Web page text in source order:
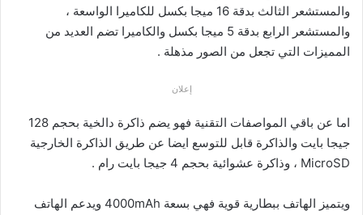
والمستشعر الثالث بدقة 16 ميجا بكسل للكاميرا الواسعة ،
والمستشعر الرابع بدقة 5 ميجا بكسل والكاميرا تضم العديد من
المميزات التي تجعل من الصور مذهلة .
إعلان
اما عن باقي المواصفات التقنية فهو يضم ذاكرة دالخية بحجم 128
جيجا بايت والذاكرة قابل للتوسع ايضا عن طريق الذاكرة الخارجية
MicroSD ، وذاكرة عشوائية بحجم 4 جيجا بايت رام .
ويتميز الهاتف ببطارية قوية فهي بسعة 4000mAh ويدعم الهاتف